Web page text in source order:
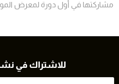
مشاركتها في أول دورة لمعرض
للاشتراك في